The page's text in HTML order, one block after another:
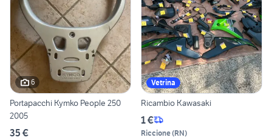
6
Portapacchi Kymko People 250
2005
35 €
Vetrina
Ricambio Kawasaki
1 €
Riccione(RN)